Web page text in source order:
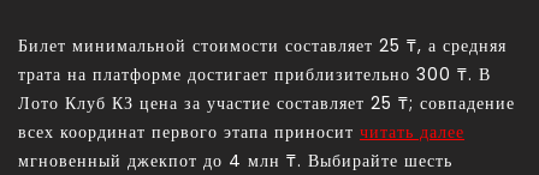
Билет минимальной стоимости составляет 25 ₸, а средняя
трата на платформе достигает приблизительно 300 ₸. В
Лото Клуб КЗ цена за участие составляет 25 ₸; совпадение
всех координат первого этапа приносит читать далее
мгновенный джекпот до 4 млн ₸. Выбирайте шесть